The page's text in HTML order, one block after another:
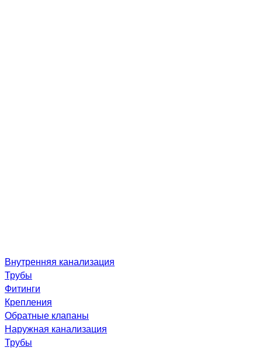
Внутренняя канализация
Трубы
Фитинги
Крепления
Обратные клапаны
Наружная канализация
Трубы